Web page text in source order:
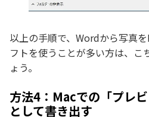
以上の手順で、Wordから写真
フトを使うことが多い方は、こ
ょう。
方法4：Macでの「プレ
として書き出す